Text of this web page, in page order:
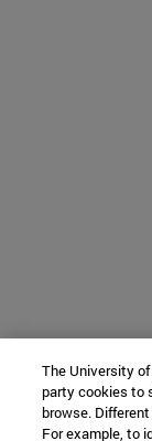
The University
party cookies to
browse.
For example, to